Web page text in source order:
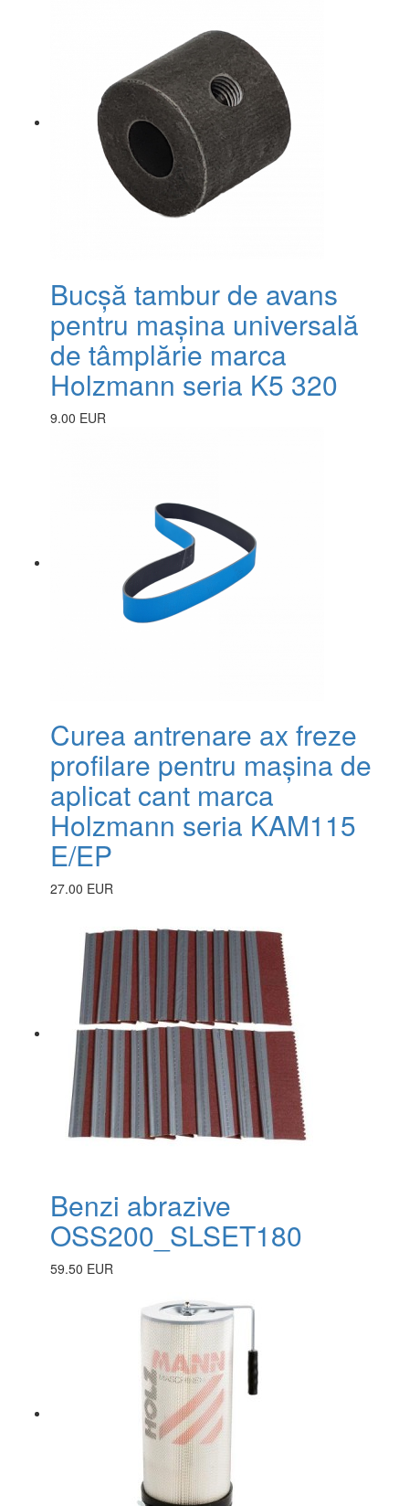
Bucșă tambur de avans
pentru mașina universală
de tâmplărie marca
Holzmann seria K5 320
9.00 EUR
Curea antrenare ax freze
profilare pentru mașina de
aplicat cant marca
Holzmann seria KAM115
E/EP
27.00 EUR
Benzi abrazive
OSS200_SLSET180
59.50 EUR